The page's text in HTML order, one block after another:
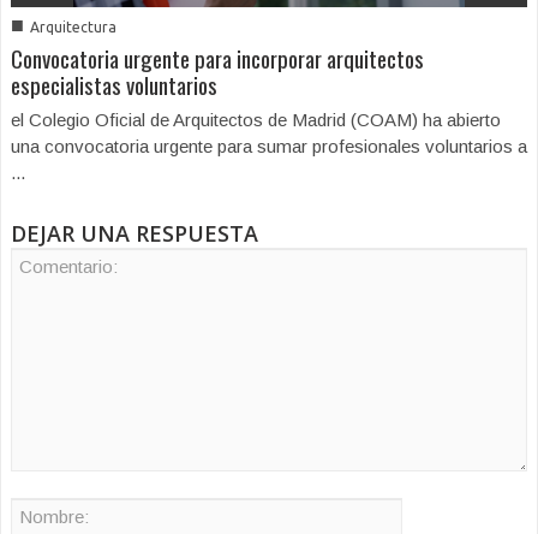
■ Arquitectura
Convocatoria urgente para incorporar arquitectos
especialistas voluntarios
el Colegio Oficial de Arquitectos de Madrid (COAM) ha abierto
una convocatoria urgente para sumar profesionales voluntarios a
...
DEJAR UNA RESPUESTA